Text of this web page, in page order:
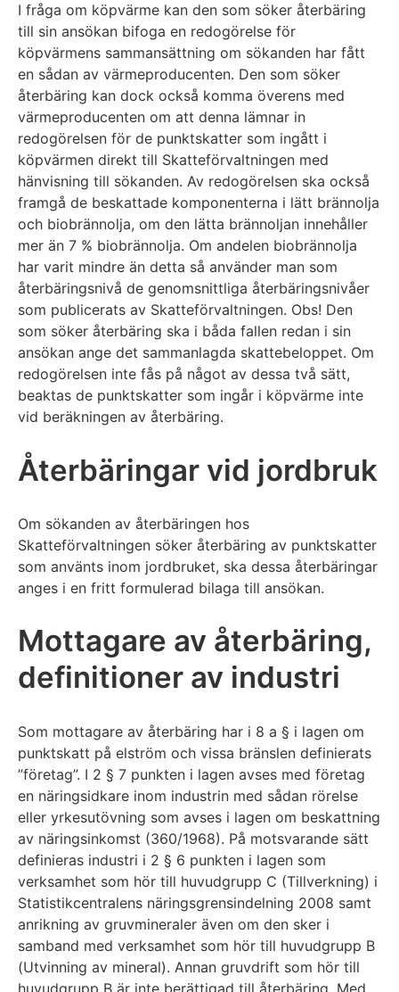
I fråga om köpvärme kan den som söker återbäring
till sin ansökan bifoga en redogörelse för
köpvärmens sammansättning om sökanden har fått
en sådan av värmeproducenten. Den som söker
återbäring kan dock också komma överens med
värmeproducenten om att denna lämnar in
redogörelsen för de punktskatter som ingått i
köpvärmen direkt till Skatteförvaltningen med
hänvisning till sökanden. Av redogörelsen ska också
framgå de beskattade komponenterna i lätt brännolja
och biobrännolja, om den lätta brännoljan innehåller
mer än 7 % biobrännolja. Om andelen biobrännolja
har varit mindre än detta så använder man som
återbäringsnivå de genomsnittliga återbäringsnivåer
som publicerats av Skatteförvaltningen. Obs! Den
som söker återbäring ska i båda fallen redan i sin
ansökan ange det sammanlagda skattebeloppet. Om
redogörelsen inte fås på något av dessa två sätt,
beaktas de punktskatter som ingår i köpvärme inte
vid beräkningen av återbäring.
Återbäringar vid jordbruk
Om sökanden av återbäringen hos
Skatteförvaltningen söker återbäring av punktskatter
som använts inom jordbruket, ska dessa återbäringar
anges i en fritt formulerad bilaga till ansökan.
Mottagare av återbäring,
definitioner av industri
Som mottagare av återbäring har i 8 a § i lagen om
punktskatt på elström och vissa bränslen definierats
”företag”. I 2 § 7 punkten i lagen avses med företag
en näringsidkare inom industrin med sådan rörelse
eller yrkesutövning som avses i lagen om beskattning
av näringsinkomst (360/1968). På motsvarande sätt
definieras industri i 2 § 6 punkten i lagen som
verksamhet som hör till huvudgrupp C (Tillverkning) i
Statistikcentralens näringsgrensindelning 2008 samt
anrikning av gruvmineraler även om den sker i
samband med verksamhet som hör till huvudgrupp B
(Utvinning av mineral). Annan gruvdrift som hör till
huvudgrupp B är inte berättigad till återbäring. Med